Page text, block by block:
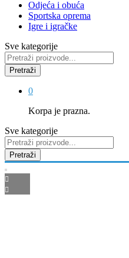
Odjeća i obuća
Sportska oprema
Igre i igračke
Sve kategorije
Pretraži
0
Korpa je prazna.
Sve kategorije
Pretraži